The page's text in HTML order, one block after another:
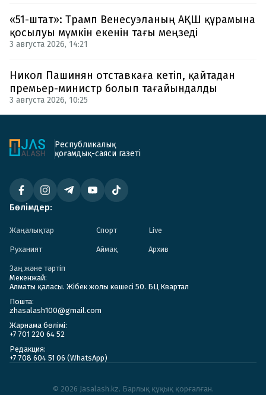
«51-штат»: Трамп Венесуэланың АҚШ құрамына
қосылуы мүмкін екенін тағы меңзеді
3 августа 2026, 14:21
Никол Пашинян отставкаға кетіп, қайтадан
премьер-министр болып тағайындалды
3 августа 2026, 10:25
Республикалық
қоғамдық-саяси газеті
Бөлімдер:
Жаңалықтар Спорт Live
Руханият Аймақ Архив
Заң және тәртіп
Мекенжай:
Алматы қаласы. Жібек жолы көшесі 50. БЦ Квартал
Пошта:
zhasalash100@gmail.com
Жарнама бөлімі:
+7 701 220 64 52
Редакция:
+7 708 604 51 06 (WhatsApp)
© 2026 Jasalash.kz. Барлық құқық қорғалған.